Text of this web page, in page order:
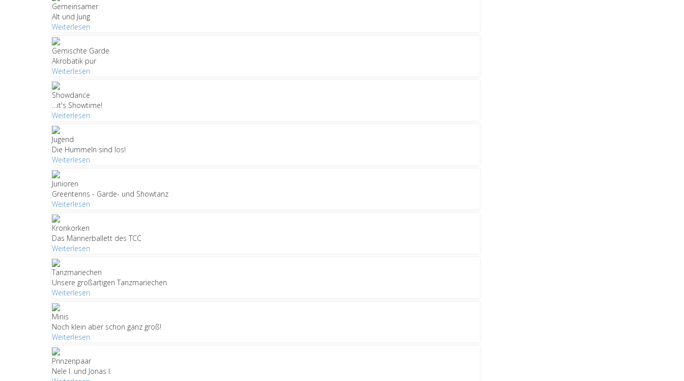
Gemeinsamer
Alt und Jung
Weiterlesen
Gemischte Garde
Akrobatik pur
Weiterlesen
Showdance
…it's Showtime!
Weiterlesen
Jugend
Die Hummeln sind los!
Weiterlesen
Junioren
Greentenns - Garde- und Showtanz
Weiterlesen
Kronkorken
Das Männerballett des TCC
Weiterlesen
Tanzmariechen
Unsere großartigen Tanzmariechen
Weiterlesen
Minis
Noch klein aber schon ganz groß!
Weiterlesen
Prinzenpaar
Nele I. und Jonas I.